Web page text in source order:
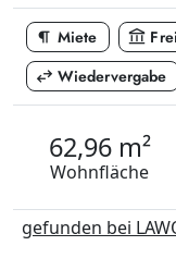
format_paragraph Miete account_balance
swap_horiz Wiedervergabe
62,96 m²
Wohnfläche
gefunden bei